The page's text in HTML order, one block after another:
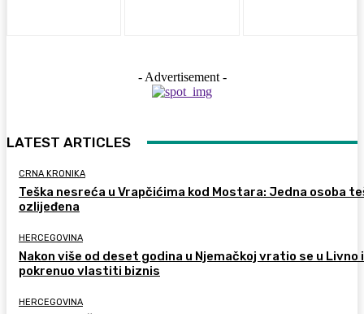
- Advertisement -
LATEST ARTICLES
CRNA KRONIKA
Teška nesreća u Vrapčićima kod Mostara: Jedna osoba
ozlijeđena
HERCEGOVINA
Nakon više od deset godina u Njemačkoj vratio se u Livno i
pokrenuo vlastiti biznis
HERCEGOVINA